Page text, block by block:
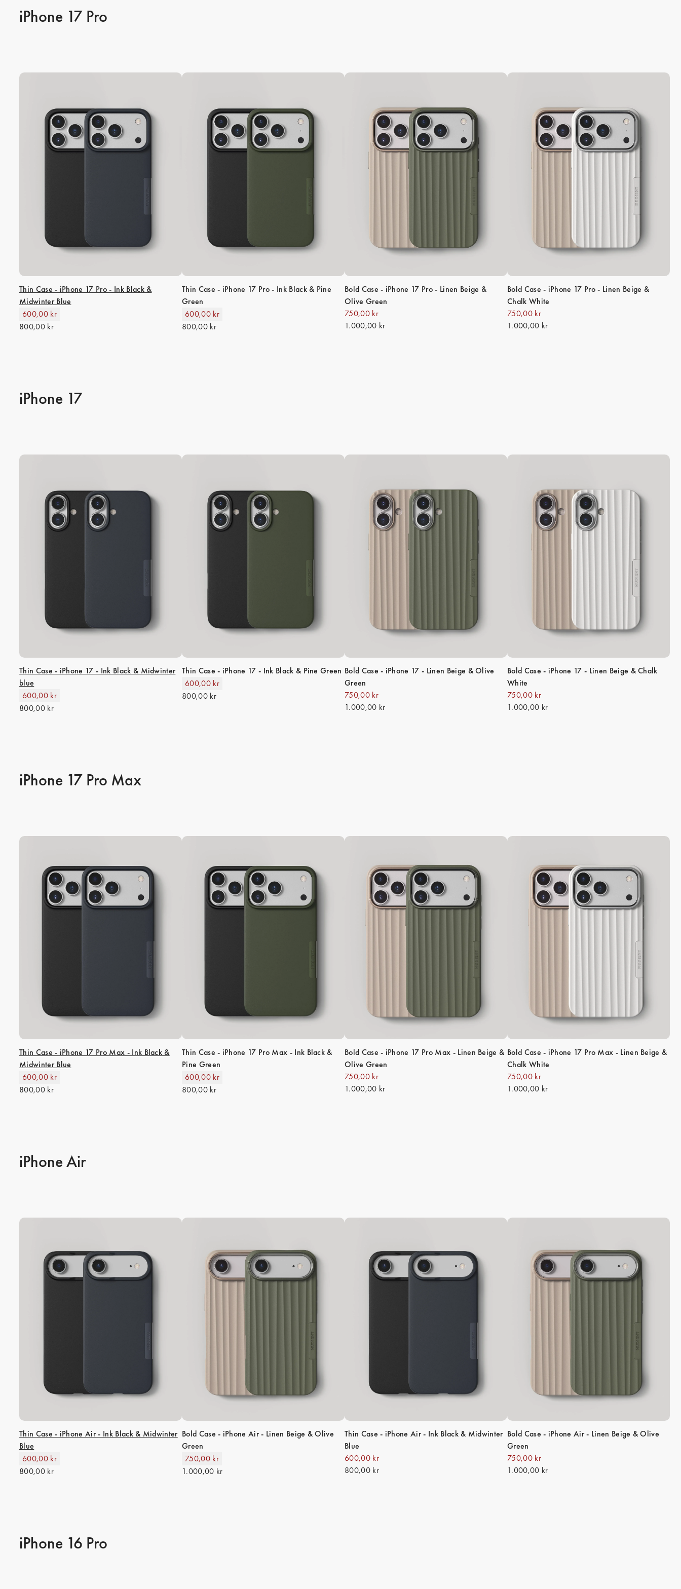
iPhone 17 Pro
Thin Case - iPhone 17 Pro - Ink Black &
Midwinter Blue
600,00 kr
800,00 kr
Thin Case - iPhone 17 Pro - Ink Black & Pine
Green
600,00 kr
800,00 kr
Bold Case - iPhone 17 Pro - Linen Beige &
Olive Green
750,00 kr
1.000,00 kr
Bold Case - iPhone 17 Pro - Linen Beige &
Chalk White
750,00 kr
1.000,00 kr
iPhone 17
Thin Case - iPhone 17 - Ink Black & Midwinter
blue
600,00 kr
800,00 kr
Thin Case - iPhone 17 - Ink Black & Pine Green
600,00 kr
800,00 kr
Bold Case - iPhone 17 - Linen Beige & Olive
Green
750,00 kr
1.000,00 kr
Bold Case - iPhone 17 - Linen Beige & Chalk
White
750,00 kr
1.000,00 kr
iPhone 17 Pro Max
Thin Case - iPhone 17 Pro Max - Ink Black &
Midwinter Blue
600,00 kr
800,00 kr
Thin Case - iPhone 17 Pro Max - Ink Black &
Pine Green
600,00 kr
800,00 kr
Bold Case - iPhone 17 Pro Max - Linen Beige &
Olive Green
750,00 kr
1.000,00 kr
Bold Case - iPhone 17 Pro Max - Linen Beige &
Chalk White
750,00 kr
1.000,00 kr
iPhone Air
Thin Case - iPhone Air - Ink Black & Midwinter
Blue
600,00 kr
800,00 kr
Bold Case - iPhone Air - Linen Beige & Olive
Green
750,00 kr
1.000,00 kr
Thin Case - iPhone Air - Ink Black & Midwinter
Blue
600,00 kr
800,00 kr
Bold Case - iPhone Air - Linen Beige & Olive
Green
750,00 kr
1.000,00 kr
iPhone 16 Pro